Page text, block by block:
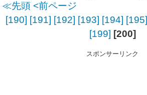
≪先頭 <前ページ
[190] [191] [192] [193] [194] [195]
[199] [200]
スポンサーリンク